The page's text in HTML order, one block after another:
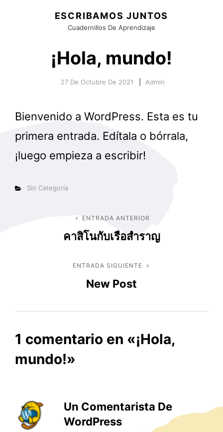
ESCRIBAMOS JUNTOS
Cuadernillos De Aprendizaje
¡Hola, mundo!
27 De Octubre De 2021 Admin
Bienvenido a WordPress. Esta es tu
primera entrada. Edítala o bórrala,
¡luego empieza a escribir!
Categorías
Sin Categoría
Navegación
entradas
Entrada
anterior
ENTRADA ANTERIOR
คาสิโนกับเรือสำราญ
Entrada
siguiente
ENTRADA SIGUIENTE
New Post
1 comentario en «¡Hola,
mundo!»
Un Comentarista De
WordPress